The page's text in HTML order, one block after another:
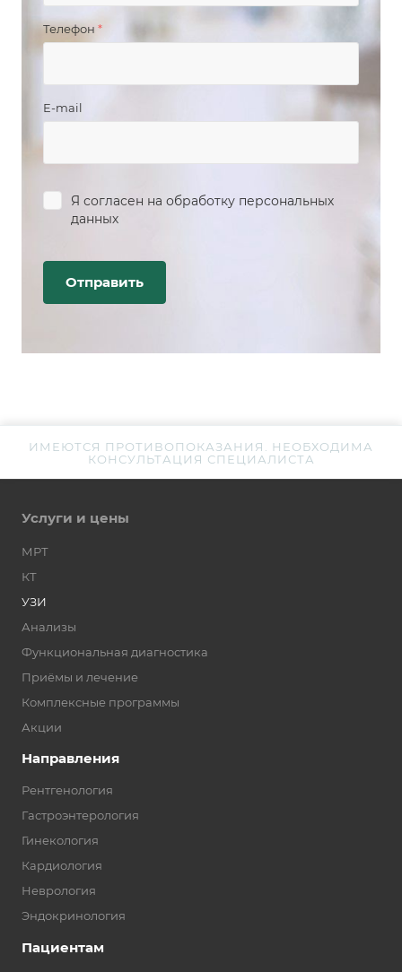
Телефон *
E-mail
Я согласен на обработку персональных
данных
ИМЕЮТСЯ ПРОТИВОПОКАЗАНИЯ. НЕОБХОДИМА
КОНСУЛЬТАЦИЯ СПЕЦИАЛИСТА
Услуги и цены
МРТ
КТ
УЗИ
Анализы
Функциональная диагностика
Приёмы и лечение
Комплексные программы
Акции
Направления
Рентгенология
Гастроэнтерология
Гинекология
Кардиология
Неврология
Эндокринология
Пациентам